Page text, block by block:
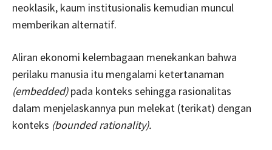
neoklasik, kaum institusionalis kemudian muncul
memberikan alternatif.
Aliran ekonomi kelembagaan menekankan bahwa
perilaku manusia itu mengalami ketertanaman
(embedded)pada konteks sehingga rasionalitas
dalam menjelaskannya pun melekat (terikat) dengan
konteks (bounded rationality).